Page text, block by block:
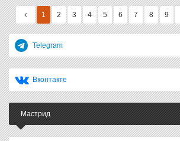
1 2 3 4 5 6 7 8 9
Telegram
Вконтакте
Мастрид